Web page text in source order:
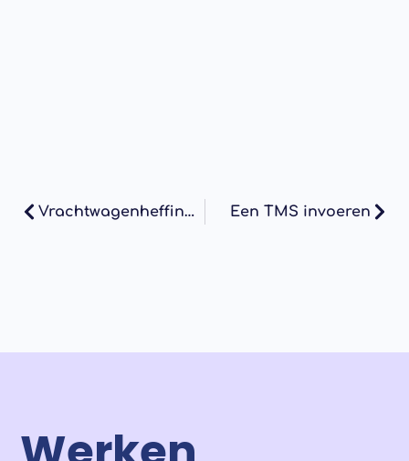
Vrachtwagenheffing komt eraan in 2026: wat jij moet weten Een TMS invoeren